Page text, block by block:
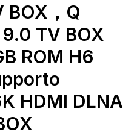
BOX，Q
TV BOX
ROM H6
HDMI DLNA